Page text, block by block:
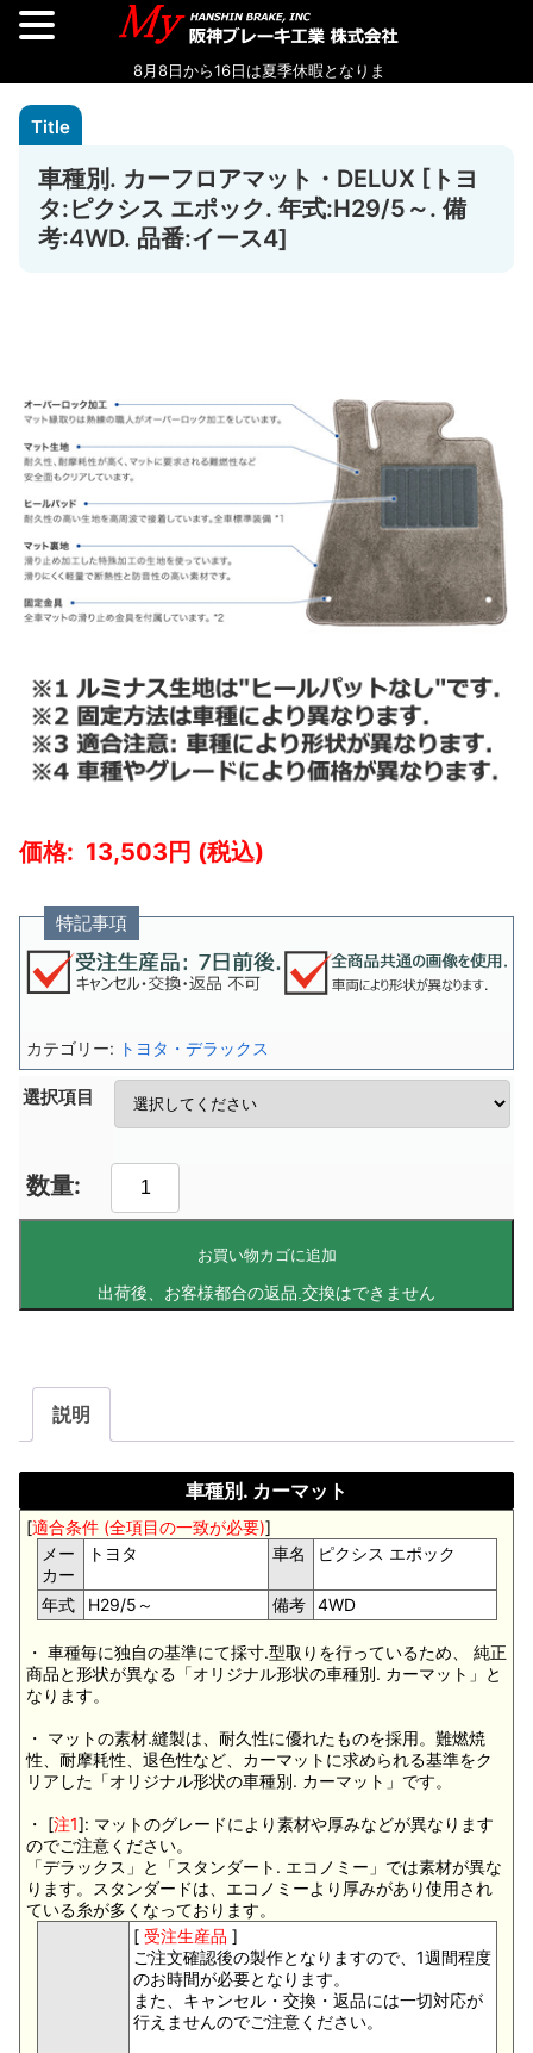
車種別. カーフロアマット・DELUX [トヨ
タ:ピクシス エポック. 年式:H29/5～. 備
考:4WD. 品番:イース4]
13,503
特記事項
選択項目
お買い物カゴに追加
カテゴリー: トヨタ・デラックス
説明
車種別. カーマット
[適合条件 (全項目の一致が必要)]
メー
カー
トヨタ 車名 ピクシス エポック
年式 H29/5～ 備考 4WD
・ 車種毎に独自の基準にて採寸.型取りを行っているため、 純正
商品と形状が異なる「オリジナル形状の車種別. カーマット」と
なります。
・ マットの素材.縫製は、耐久性に優れたものを採用。難燃焼
性、耐摩耗性、退色性など、カーマットに求められる基準をク
リアした「オリジナル形状の車種別. カーマット」です。
・ [注1]: マットのグレードにより素材や厚みなどが異なります
のでご注意ください。
「デラックス」と「スタンダート. エコノミー」では素材が異な
ります。スタンダードは、エコノミーより厚みがあり使用され
ている糸が多くなっております。
[ 受注生産品 ]
ご注文確認後の製作となりますので、1週間程度
のお時間が必要となります。
また、キャンセル・交換・返品には一切対応が
行えませんのでご注意ください。